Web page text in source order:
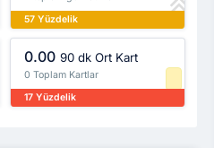
57 Yüzdelik
0.00 90 dk Ort Kart
0 Toplam Kartlar
17 Yüzdelik